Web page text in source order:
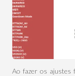
Ao fazer os ajustes